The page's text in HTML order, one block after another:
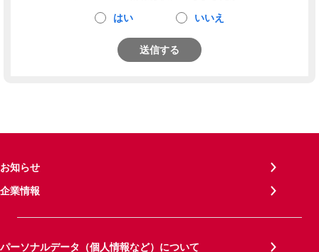
はい いいえ
送信する
お知らせ
企業情報
パーソナルデータ（個人情報など）について